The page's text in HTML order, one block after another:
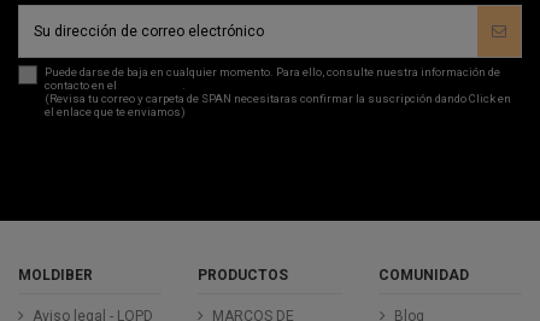
Puede darse de baja en cualquier momento. Para ello, consulte nuestra información de
contacto en el
.
(Revisa tu correo y carpeta de SPAN necesitaras confirmar la suscripción dando Click en
el enlace que te enviamos)
MOLDIBER
Aviso legal - LOPD
PRODUCTOS
MARCOS DE
COMUNIDAD
Blog